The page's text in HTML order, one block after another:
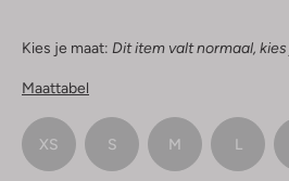
Kies je maat: Dit item valt normaal,
Maattabel
XS S M L